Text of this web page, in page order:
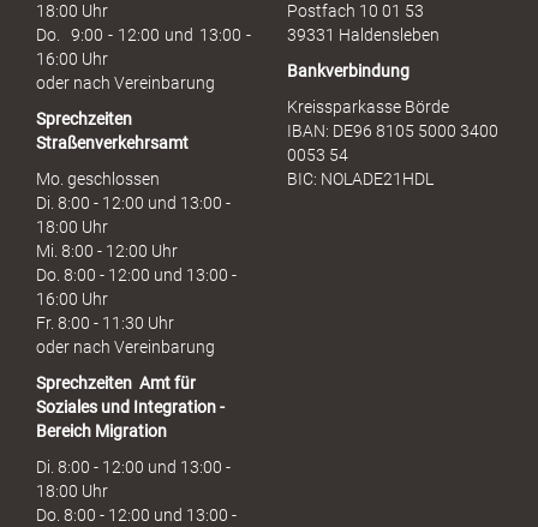
h
18:00 Uhr
Do. 9:00 - 12:00 und 13:00 -
16:00 Uhr
oder nach Vereinbarung
Sprechzeiten
Straßenverkehrsamt
Mo. geschlossen
Di. 8:00 - 12:00 und 13:00 -
18:00 Uhr
Mi. 8:00 - 12:00 Uhr
Do. 8:00 - 12:00 und 13:00 -
16:00 Uhr
Fr. 8:00 - 11:30 Uhr
oder nach Vereinbarung
Sprechzeiten Amt für
Soziales und Integration -
Bereich Migration
Di. 8:00 - 12:00 und 13:00 -
18:00 Uhr
Do. 8:00 - 12:00 und 13:00 -
Postfach 10 01 53
39331 Haldensleben
Bankverbindung
Kreissparkasse Börde
IBAN: DE96 8105 5000 3400
0053 54
BIC: NOLADE21HDL